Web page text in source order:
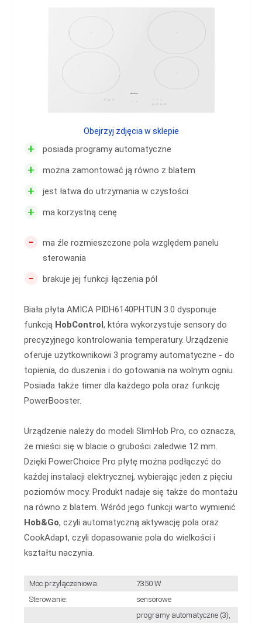
+ posiada programy automatyczne
+ można zamontować ją równo z blatem
+ jest łatwa do utrzymania w czystości
+ ma korzystną cenę
-
ma źle rozmieszczone pola względem panelu
sterowania
- brakuje jej funkcji łączenia pól
Biała płyta AMICA PIDH6140PHTUN 3.0 dysponuje
funkcją HobControl , która wykorzystuje sensory do
precyzyjnego kontrolowania temperatury. Urządzenie
oferuje użytkownikowi 3 programy automatyczne - do
topienia, do duszenia i do gotowania na wolnym ogniu.
Posiada także timer dla każdego pola oraz funkcję
PowerBooster.
Urządzenie należy do modeli SlimHob Pro, co oznacza,
że mieści się w blacie o grubości zaledwie 12 mm.
Dzięki PowerChoice Pro płytę można podłączyć do
każdej instalacji elektrycznej, wybierając jeden z pięciu
poziomów mocy. Produkt nadaje się także do montażu
na równo z blatem. Wśród jego funkcji warto wymienić
Hob&Go, czyli automatyczną aktywację pola oraz
CookAdapt, czyli dopasowanie pola do wielkości i
kształtu naczynia.
Moc przyłączeniowa:
7350 W
Sterowanie:
sensorowe
programy automatyczne (3),
Obejrzyj zdjęcia w sklepie